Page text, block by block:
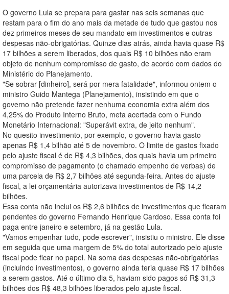
O governo Lula se prepara para gastar nas seis semanas que
restam para o fim do ano mais da metade de tudo que gastou nos
dez primeiros meses de seu mandato em investimentos e outras
despesas não-obrigatórias. Quinze dias atrás, ainda havia quase R$
17 bilhões a serem liberados, dos quais R$ 10 bilhões não eram
objeto de nenhum compromisso de gasto, de acordo com dados do
Ministério do Planejamento.
"Se sobrar [dinheiro], será por mera fatalidade", informou ontem o
ministro Guido Mantega (Planejamento), insistindo em que o
governo não pretende fazer nenhuma economia extra além dos
4,25% do Produto Interno Bruto, meta acertada com o Fundo
Monetário Internacional: "Superávit extra, de jeito nenhum".
No quesito investimento, por exemplo, o governo havia gasto
apenas R$ 1,4 bilhão até 5 de novembro. O limite de gastos fixado
pelo ajuste fiscal é de R$ 4,3 bilhões, dos quais havia um primeiro
compromisso de pagamento (o chamado empenho de verbas) de
uma parcela de R$ 2,7 bilhões até segunda-feira. Antes do ajuste
fiscal, a lei orçamentária autorizava investimentos de R$ 14,2
bilhões.
Essa conta não inclui os R$ 2,6 bilhões de investimentos que ficaram
pendentes do governo Fernando Henrique Cardoso. Essa conta foi
paga entre janeiro e setembro, já na gestão Lula.
"Vamos empenhar tudo, pode escrever", insistiu o ministro. Ele disse
em seguida que uma margem de 5% do total autorizado pelo ajuste
fiscal pode ficar no papel. Na soma das despesas não-obrigatórias
(incluindo investimentos), o governo ainda teria quase R$ 17 bilhões
a serem gastos. Até o último dia 5, haviam sido pagos só R$ 31,3
bilhões dos R$ 48,3 bilhões liberados pelo ajuste fiscal.